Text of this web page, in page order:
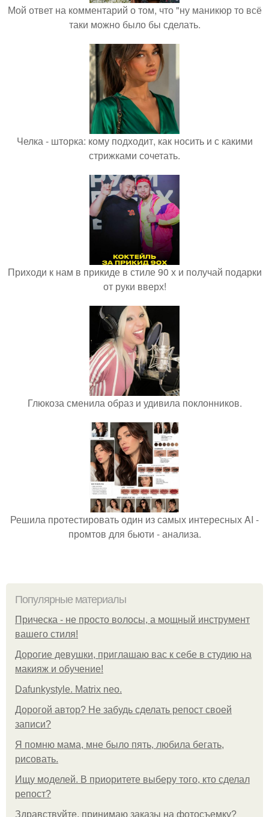
Мой ответ на комментарий о том, что "ну маникюр то всё
таки можно было бы сделать.
Челка - шторка: кому подходит, как носить и с какими
стрижками сочетать.
Приходи к нам в прикиде в стиле 90 х и получай подарки
от руки вверх!
Глюкоза сменила образ и удивила поклонников.
Решила протестировать один из самых интересных AI -
промтов для бьюти - анализа.
Популярные материалы
Прическа - не просто волосы, а мощный инструмент
вашего стиля!
Дорогие девушки, приглашаю вас к себе в студию на
макияж и обучение!
Dafunkystyle. Matrix neo.
Дорогой автор? Не забудь сделать репост своей
записи?
Я помню мама, мне было пять, любила бегать,
рисовать.
Ищу моделей. В приоритете выберу того, кто сделал
репост?
Здравствуйте, принимаю заказы на фотосъемку?